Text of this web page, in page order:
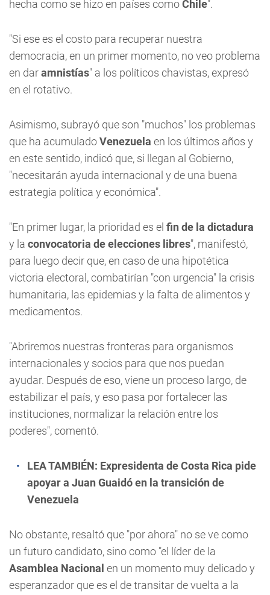
hecha como se hizo en países comoChile".
"Si ese es el costo para recuperar nuestra
democracia, en un primer momento, no veo problema
en daramnistías" a los políticos chavistas, expresó
en el rotativo.
Asimismo, subrayó que son "muchos" los problemas
que ha acumuladoVenezuela en los últimos años y
en este sentido, indicó que, si llegan al Gobierno,
"necesitarán ayuda internacional y de una buena
estrategia política y económica".
"En primer lugar, la prioridad es el fin de la dictadura
y la convocatoria de elecciones libres", manifestó,
para luego decir que, en caso de una hipotética
victoria electoral, combatirían "con urgencia" la crisis
humanitaria, las epidemias y la falta de alimentos y
medicamentos.
"Abriremos nuestras fronteras para organismos
internacionales y socios para que nos puedan
ayudar. Después de eso, viene un proceso largo, de
estabilizar el país, y eso pasa por fortalecer las
instituciones, normalizar la relación entre los
poderes", comentó.
LEA TAMBIÉN: Expresidenta de Costa Rica pide
apoyar a Juan Guaidó en la transición de
Venezuela
No obstante, resaltó que "por ahora" no se ve como
un futuro candidato, sino como "el líder de la
Asamblea Nacional en un momento muy delicado y
esperanzador que es el de transitar de vuelta a la